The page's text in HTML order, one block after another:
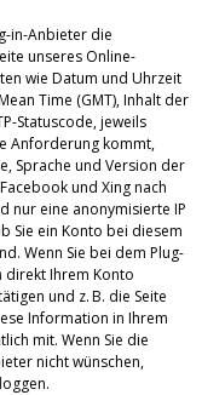
in-Anbieter die
unseres Online-
wie Datum und Uhrzeit
Time (GMT), Inhalt der
Statuscode, jeweils
Anforderung kommt,
Sprache und Version der
und Xing nach
nur eine anonymisierte IP
Sie ein Konto bei diesem
Wenn Sie bei dem Plug-
direkt Ihrem Konto
und z. B. die Seite
Information in Ihrem
mit. Wenn Sie die
nicht wünschen,